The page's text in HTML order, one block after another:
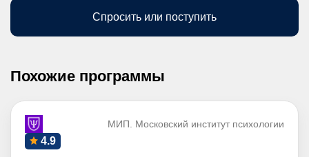
Спросить или поступить
Похожие программы
МИП. Московский институт психологии
4.9